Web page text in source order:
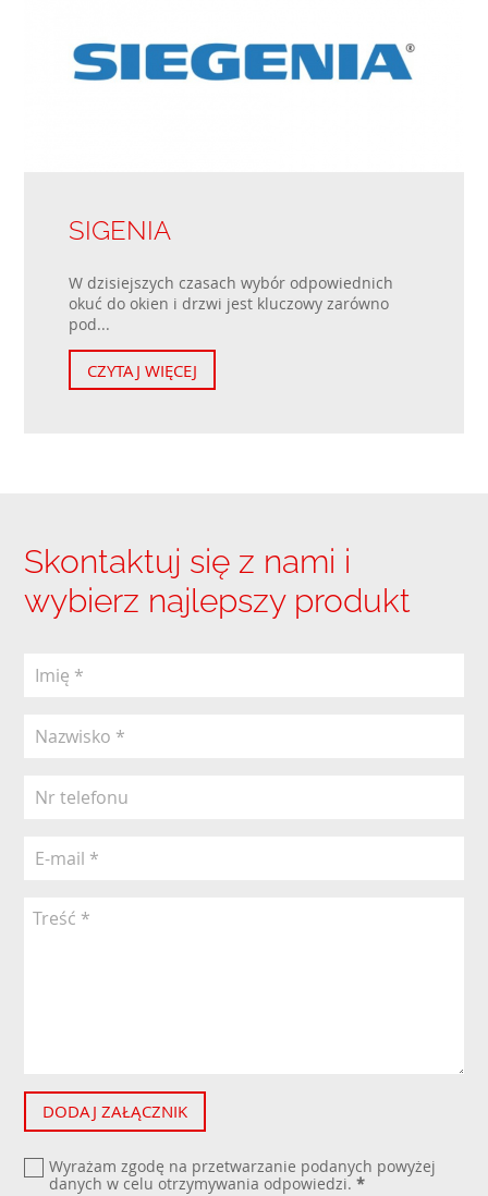
SIGENIA
W dzisiejszych czasach wybór odpowiednich
okuć do okien i drzwi jest kluczowy zarówno
pod...
CZYTAJ WIĘCEJ
Skontaktuj się z nami i
wybierz najlepszy produkt
DODAJ ZAŁĄCZNIK
Wyrażam zgodę na przetwarzanie podanych powyżej
danych w celu otrzymywania odpowiedzi. *